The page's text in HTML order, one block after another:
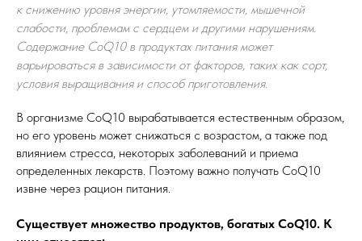
к снижению уровня энергии, утомляемости, мышечной
слабости, проблемам с сердцем и другими нарушениям.
Содержание CoQ10 в продуктах питания может
варьироваться в зависимости от факторов, таких как сорт,
условия выращивания и способ приготовления.
В организме CoQ10 вырабатывается естественным образом,
но его уровень может снижаться с возрастом, а также под
влиянием стресса, некоторых заболеваний и приема
определенных лекарств. Поэтому важно получать CoQ10
извне через рацион питания.
Существует множество продуктов, богатых CoQ10. К